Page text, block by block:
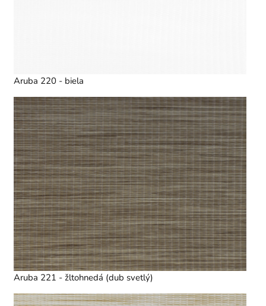
Aruba 220 - biela
Aruba 221 - žltohnedá (dub svetlý)